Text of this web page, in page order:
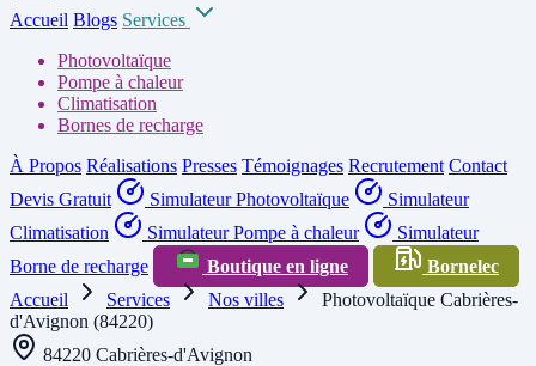
Accueil Blogs Services
Photovoltaïque
Pompe à chaleur
Climatisation
Bornes de recharge
À Propos Réalisations Presses Témoignages Recrutement Contact
Devis Gratuit
Simulateur Photovoltaïque
Simulateur
Climatisation
Simulateur Pompe à chaleur
Simulateur
Borne de recharge
Boutique en ligne
Bornelec
Accueil
Services Nos villes
Photovoltaïque Cabrières-
d'Avignon (84220)
84220 Cabrières-d'Avignon